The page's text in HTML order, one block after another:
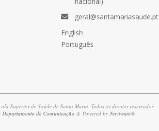
geral@santamariasaude.pt
English
Português
Superior de Saúde de Santa Maria. Todos os direitos reservados
Departamento de Comunicação & Powered by Nuviware®